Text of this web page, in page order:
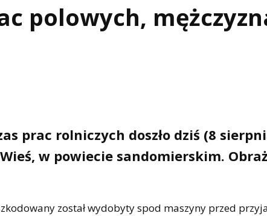
polowych,
prac rolniczych doszło dziś (8
w powiecie sandomierskim.
został wydobyty spod maszyny przed